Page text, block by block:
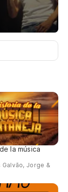
la música
Galvão, Jorge &